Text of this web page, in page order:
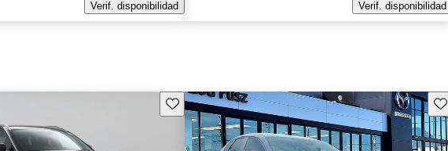
Verif. disponibilidad Verif. disponibilidad
Guarda este Aviso